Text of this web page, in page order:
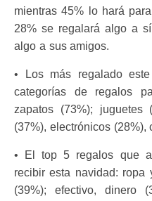
mientras 45% lo hará
28% se regalará algo a
algo a sus amigos.
• Los más regalado
categorías de regalos
zapatos (73%); juguetes
(37%), electrónicos
• El top 5 regalos que
recibir esta navidad: ropa
(39%); efectivo, dinero